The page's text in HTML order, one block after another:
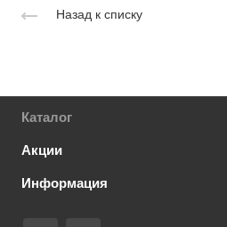
Назад к списку
Каталог
Акции
Информация